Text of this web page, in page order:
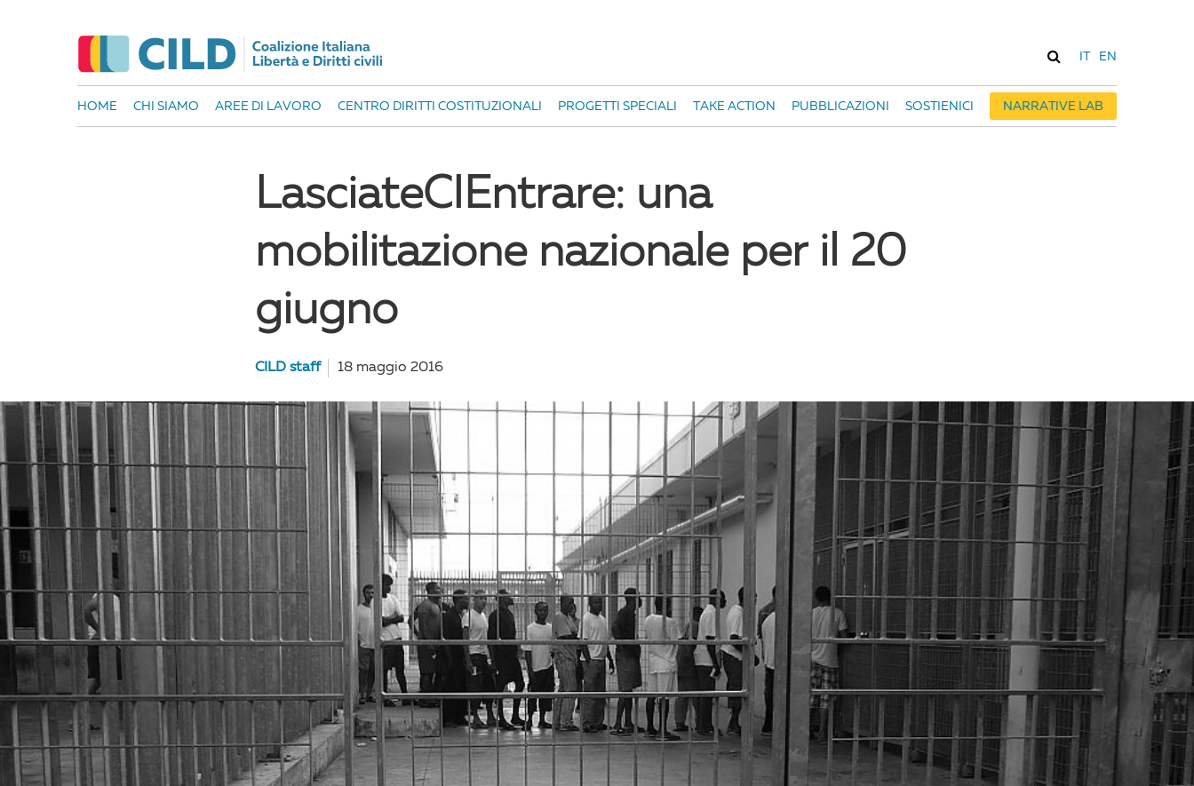
EN
HOME CHI SIAMO AREE DI LAVORO CENTRO DIRITTI COSTITUZIONALI PROGETTI SPECIALI TAKE ACTION PUBBLICAZIONI SOSTIENICI NARRATIVE LAB
LasciateCIEntrare: una
mobilitazione nazionale per il 20
giugno
CILD staff 18 maggio 2016